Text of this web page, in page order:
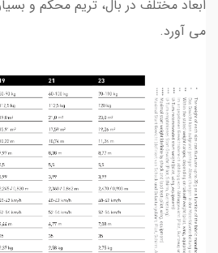
ابعاد مختلف در بال، تریم محکم و
می آورد.